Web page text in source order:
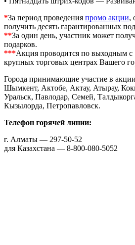
*За период проведения промо акции,
получить десять гарантированных
**За один день, участник может
подарков.
***Акция проводится по выходным
крупных торговых центрах Вашего
Города принимающие участие в
Шымкент, Актобе, Актау, Атырау,
Уральск, Павлодар, Семей,
Кызылорда, Петропавловск.
Телефон горячей линии:
г. Алматы — 297-50-52
для Казахстана — 8-800-080-5052